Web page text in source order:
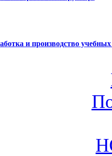
и производство